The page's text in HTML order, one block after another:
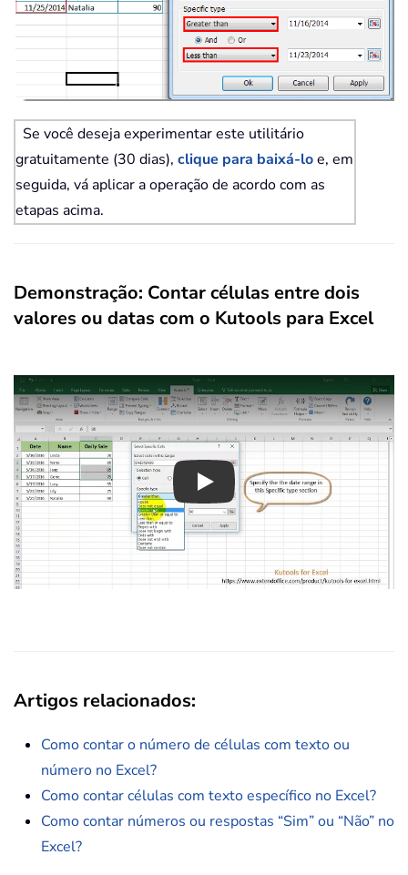
Se você deseja experimentar este utilitário
gratuitamente (30 dias), clique para baixá-loe, em
seguida, vá aplicar a operação de acordo com as
etapas acima.
Demonstração: Contar células entre dois
valores ou datas com o Kutools para Excel
Play
Artigos relacionados:
Como contar o número de células com texto ou
número no Excel?
Como contar células com texto específico no Excel?
Como contar números ou respostas “Sim” ou “Não” no
Excel?